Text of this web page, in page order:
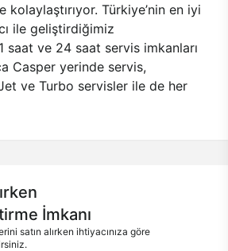
Türkiye’nin en iyi
ile geliştirdiğimiz
saat ve 24 saat servis imkanları
Casper yerinde servis,
ve Turbo servisler ile de her
İmkanı
satın alırken ihtiyacınıza göre